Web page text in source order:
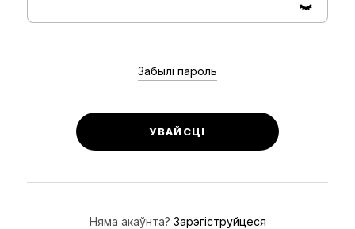
Забылі пароль
УВАЙСЦІ
Няма акаўнта? Зарэгіструйцеся